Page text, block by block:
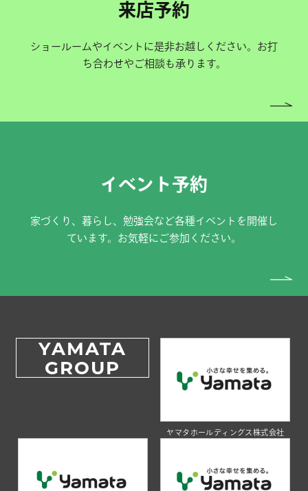
来店予約
ショールームやイベントに是非お越しください。お打
ち合わせやご相談も承ります。
イベント予約
家づくり、暮らし、勉強会など各種イベントを開催し
ています。お気軽にご参加ください。
YAMATA
GROUP
ヤマタホールディングス株式会社